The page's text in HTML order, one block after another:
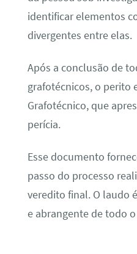
identificar elementos
divergentes entre elas.
Após a conclusão de
grafotécnicos, o perito
Grafotécnico, que
perícia.
Esse documento
passo do processo
veredito final. O laudo
e abrangente de todo